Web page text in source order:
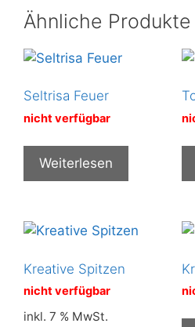
Ähnliche Produkte
Seltrisa Feuer
nicht verfügbar
Weiterlesen
Kreative Spitzen
nicht verfügbar
inkl. 7 % MwSt.